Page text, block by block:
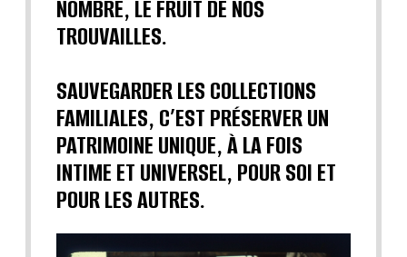
NOMBRE, LE FRUIT DE NOS
TROUVAILLES.
SAUVEGARDER LES COLLECTIONS
FAMILIALES, C’EST PRÉSERVER UN
PATRIMOINE UNIQUE, À LA FOIS
INTIME ET UNIVERSEL, POUR SOI ET
POUR LES AUTRES.